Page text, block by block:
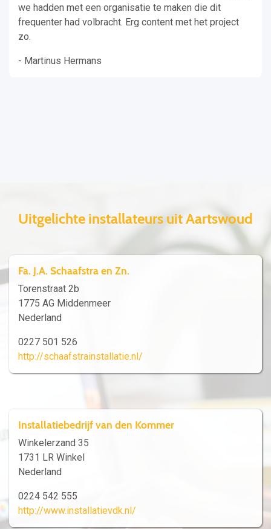
we hadden met een organisatie te maken die dit
frequenter had volbracht. Erg content met het project
zo.
- Martinus Hermans
Uitgelichte installateurs uit Aartswoud
Fa. J.A. Schaafstra en Zn.
Torenstraat 2b
1775 AG Middenmeer
Nederland
0227 501 526
http://schaafstrainstallatie.nl/
Installatiebedrijf van den Kommer
Winkelerzand 35
1731 LR Winkel
Nederland
0224 542 555
http://www.installatievdk.nl/